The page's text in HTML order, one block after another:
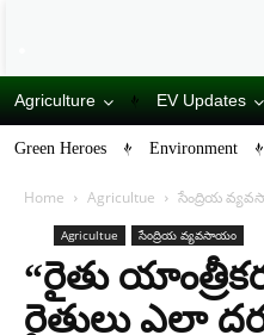
Agriculture EV Updates
Green Heroes Environment
Home Agricultue సేంద్రియ
Agricultue సేంద్రియ వ్యవసాయం
“రైతు
రైతులు ఎలా